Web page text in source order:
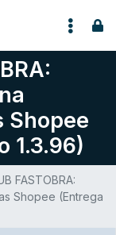
Shopee
1.3.96)
FASTOBRA:
Shopee (Entrega